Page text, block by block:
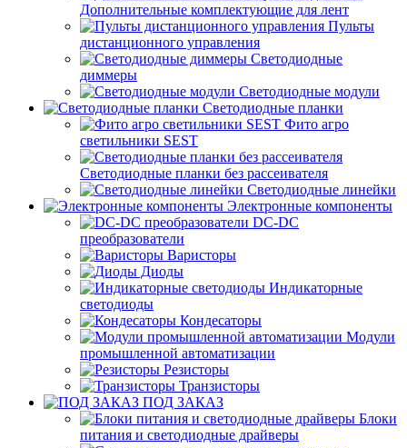
Дополнительные комплектующие для лент
Пульты
дистанционного управления
Светодиодные
диммеры
Светодиодные модули
Светодиодные планки
Фито агро
светильники SEST
Светодиодные планки без рассеивателя
Светодиодные линейки
Электронные компоненты
DC-DC
преобразователи
Варисторы
Диоды
Индикаторные
светодиоды
Кондесаторы
Модули
промышленной автоматизации
Резисторы
Транзисторы
ПОД ЗАКАЗ
Блоки
питания и светодиодные драйверы